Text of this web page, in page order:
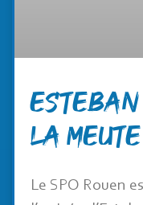
la
Le SPO Rouen